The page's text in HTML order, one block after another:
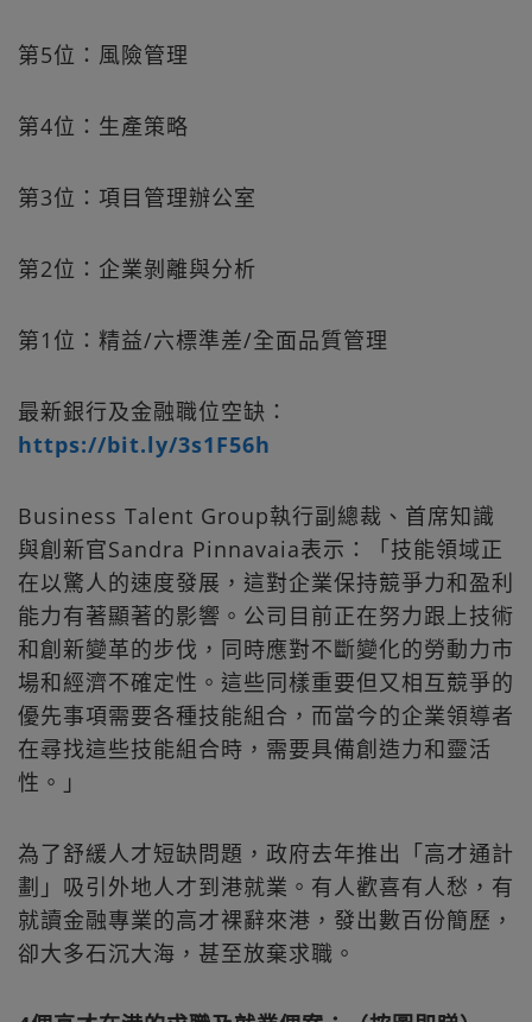
第5位：風險管理
第4位：生產策略
第3位：項目管理辦公室
第2位：企業剝離與分析
第1位：精益/六標準差/全面品質管理
最新銀行及金融職位空缺：
https://bit.ly/3s1F56h
Business Talent Group執行副總裁、首席知識
與創新官Sandra Pinnavaia表示：「技能領域正
在以驚人的速度發展，這對企業保持競爭力和盈利
能力有著顯著的影響。公司目前正在努力跟上技術
和創新變革的步伐，同時應對不斷變化的勞動力市
場和經濟不確定性。這些同樣重要但又相互競爭的
優先事項需要各種技能組合，而當今的企業領導者
在尋找這些技能組合時，需要具備創造力和靈活
性。」
為了舒緩人才短缺問題，政府去年推出「高才通計
劃」吸引外地人才到港就業。有人歡喜有人愁，有
就讀金融專業的高才裸辭來港，發出數百份簡歷，
卻大多石沉大海，甚至放棄求職。